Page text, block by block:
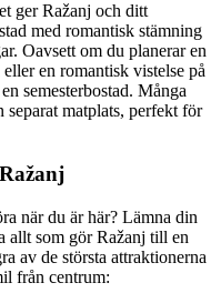
ger Ražanj och ditt
med romantisk stämning
Oavsett om du planerar en
en romantisk vistelse på
semesterbostad. Många
matplats, perfekt för
när du är här? Lämna din
allt som gör Ražanj till en
av de största attraktionerna
från centrum: